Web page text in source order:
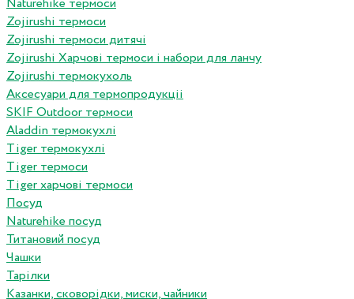
Naturehike термоси
Zojirushi термоси
Zojirushi термоси дитячі
Zojirushi Харчові термоси і набори для ланчу
Zojirushi термокухоль
Аксесуари для термопродукціі
SKIF Outdoor термоси
Aladdin термокухлі
Tiger термокухлі
Tiger термоси
Tiger харчові термоси
Посуд
Naturehike посуд
Титановий посуд
Чашки
Тарілки
Казанки, сковорідки, миски, чайники